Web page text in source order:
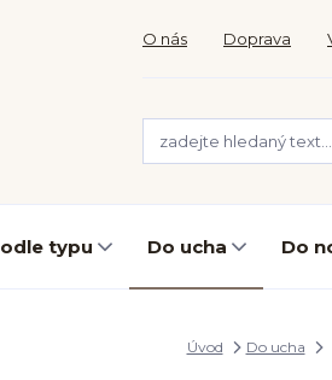
O nás Doprava
typu Do ucha Do
Úvod Do ucha